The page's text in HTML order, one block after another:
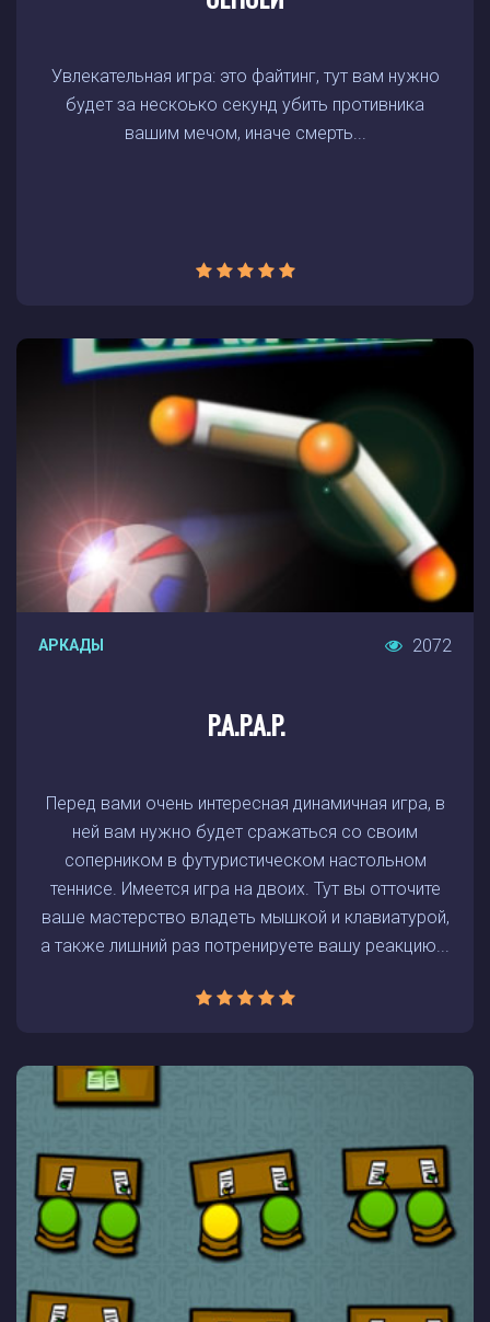
Увлекательная игра: это файтинг, тут вам нужно
будет за нескоько секунд убить противника
вашим мечом, иначе смерть...
АРКАДЫ 2072
P.A.P.A.P.
Перед вами очень интересная динамичная игра, в
ней вам нужно будет сражаться со своим
соперником в футуристическом настольном
теннисе. Имеется игра на двоих. Тут вы отточите
ваше мастерство владеть мышкой и клавиатурой,
а также лишний раз потренируете вашу реакцию...